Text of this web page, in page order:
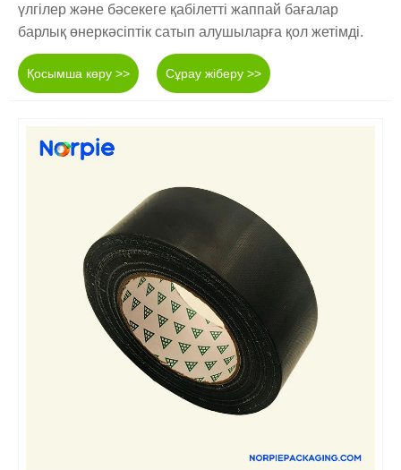
үлгілер және бәсекеге қабілетті жаппай бағалар
барлық өнеркәсіптік сатып алушыларға қол жетімді.
Қосымша көру >> Сұрау жіберу >>